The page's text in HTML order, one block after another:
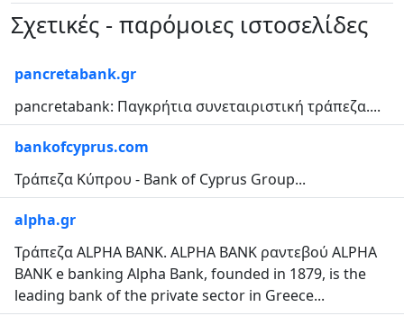
Σχετικές - παρόμοιες ιστοσελίδες
pancretabank.gr
pancretabank: Παγκρήτια συνεταιριστική τράπεζα....
bankofcyprus.com
Τράπεζα Κύπρου - Bank of Cyprus Group...
alpha.gr
Τράπεζα ALPHA BANK. ALPHA BANK ραντεβού ALPHA
BANK e banking Alpha Bank, founded in 1879, is the
leading bank of the private sector in Greece...